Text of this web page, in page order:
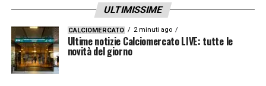
essere all’altezza.
LA PLAYLIST DELLE NOSTRE TOP NEWS
ULTIMISSIME
CALCIOMERCATO 2 minuti ago
Ultime notizie Calciomercato LIVE: tutte le
novità del giorno